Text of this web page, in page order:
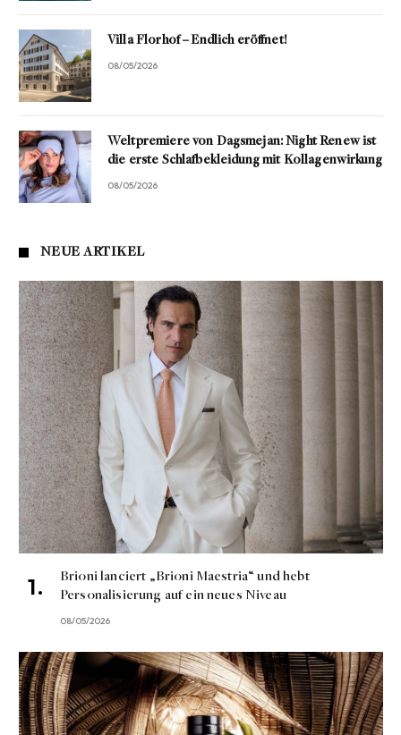
Villa Florhof – Endlich eröffnet!
08/05/2026
Weltpremiere von Dagsmejan: Night Renew ist
die erste Schlafbekleidung mit Kollagenwirkung
08/05/2026
NEUE ARTIKEL
Brioni lanciert „Brioni Maestria“ und hebt
Personalisierung auf ein neues Niveau
08/05/2026